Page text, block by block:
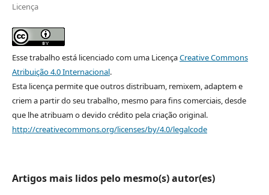
Licença
Esse trabalho está licenciado com uma LicençaCreative Commons
Atribuição 4.0 Internacional.
Esta licença permite que outros distribuam, remixem, adaptem e
criem a partir do seu trabalho, mesmo para fins comerciais, desde
que lhe atribuam o devido crédito pela criação original.
http://creativecommons.org/licenses/by/4.0/legalcode
Artigos mais lidos pelo mesmo(s) autor(es)